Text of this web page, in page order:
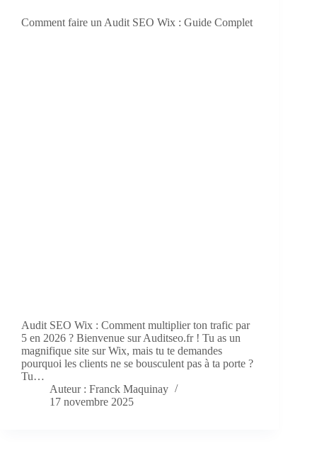
Comment faire un Audit SEO Wix : Guide Complet
Audit SEO Wix : Comment multiplier ton trafic par
5 en 2026 ? Bienvenue sur Auditseo.fr ! Tu as un
magnifique site sur Wix, mais tu te demandes
pourquoi les clients ne se bousculent pas à ta porte ?
Tu…
Auteur : Franck Maquinay
17 novembre 2025